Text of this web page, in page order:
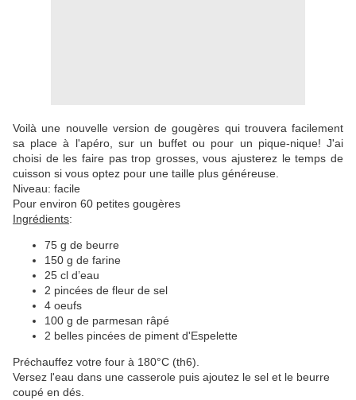
Voilà une nouvelle version de gougères qui trouvera facilement
sa place à l'apéro, sur un buffet ou pour un pique-nique! J'ai
choisi de les faire pas trop grosses, vous ajusterez le temps de
cuisson si vous optez pour une taille plus généreuse.
Niveau: facile
Pour environ 60 petites gougères
Ingrédients:
75 g de beurre
150 g de farine
25 cl d’eau
2 pincées de fleur de sel
4 oeufs
100 g de parmesan râpé
2 belles pincées de piment d'Espelette
Préchauffez votre four à 180°C (th6).
Versez l'eau dans une casserole puis ajoutez le sel et le beurre
coupé en dés.